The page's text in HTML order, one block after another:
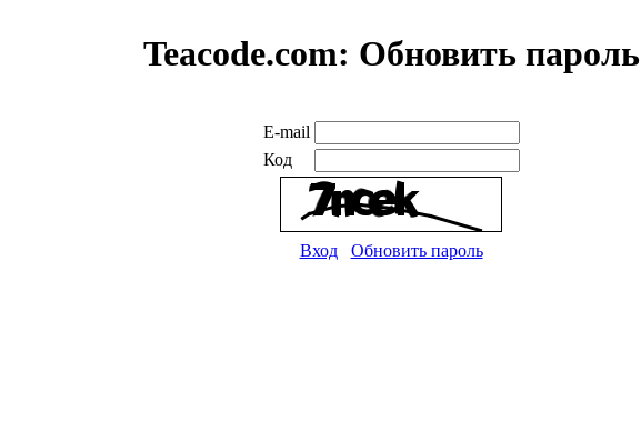
Teacode.com: Обновить пароль
E-mail
Код
Вход Обновить пароль